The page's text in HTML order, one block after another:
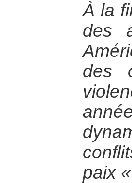
À la
des
des
paix